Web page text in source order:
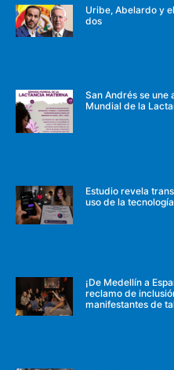
Uribe, Abelardo y
dos
San Andrés se une
Mundial de la
Estudio revela
uso de la
¡De Medellín a
reclamo de
manifestantes de